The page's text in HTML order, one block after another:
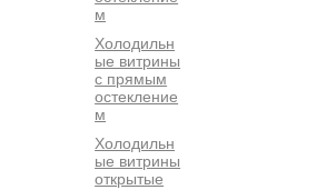
м
Холодильн
ые витрины
с прямым
остекление
м
Холодильн
ые витрины
открытые